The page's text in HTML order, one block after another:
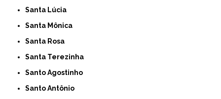
Santa Lúcia
Santa Mônica
Santa Rosa
Santa Terezinha
Santo Agostinho
Santo Antônio